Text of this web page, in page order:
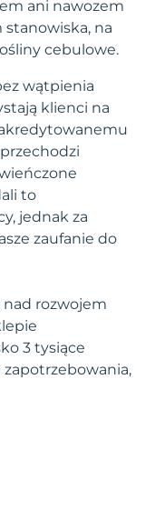
ani nawozem
na
cebulowe.
wątpienia
klienci na
akredytowanemu
to
jednak za
zaufanie do
nad rozwojem
3 tysiące